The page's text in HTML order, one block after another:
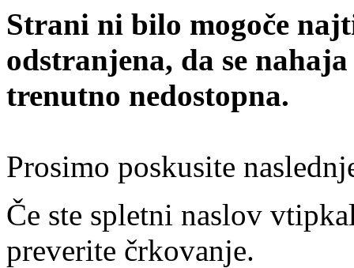
Strani ni bilo mogoče
odstranjena, da se
trenutno nedostopna.
Prosimo poskusite
Če ste spletni naslov
preverite črkovanje.